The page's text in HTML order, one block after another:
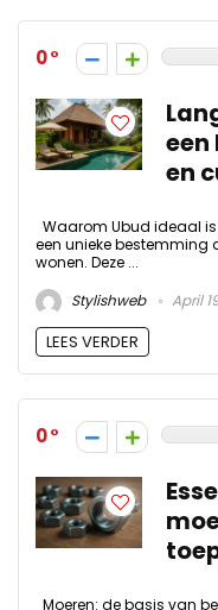
0
en
Waarom Ubud ideaal
een unieke bestemming
wonen. Deze ...
Stylishweb
April
LEES VERDER
0
Moeren: de basis van